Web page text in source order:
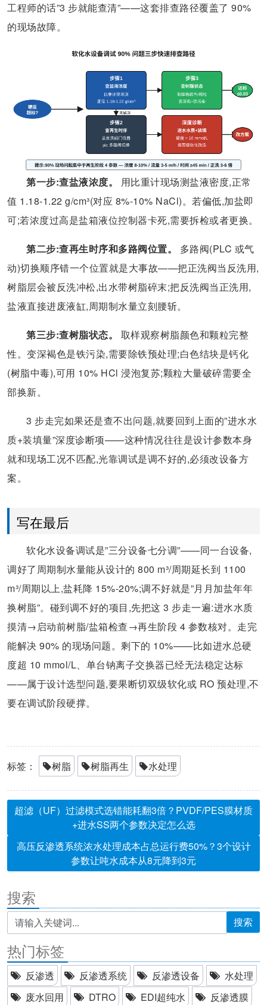
工程师的话”3 步就能查清”——这套排查路径覆盖了 90%
的现场故障。
第一步:查盐液浓度。
用比重计现场测盐液密度,正常
值 1.18-1.22 g/cm³(对应 8%-10% NaCl)。若偏低,加盐即
可;若浓度过高是盐箱液位控制器卡死,需要拆检或者更换。
第二步:查再生时序和多路阀位置。
多路阀(PLC 或气
动)切换顺序错一个位置就是大事故——把正洗阀当反洗用,
树脂层会被反洗冲松,出水带树脂碎末;把反洗阀当正洗用,
盐液直接进废液缸,周期制水量立刻腰斩。
第三步:查树脂状态。
取样观察树脂颜色和颗粒完整
性。变深褐色是铁污染,需要除铁预处理;白色结块是钙化
(树脂中毒),可用 10% HCl 浸泡复苏;颗粒大量破碎需要全
部换新。
3 步走完如果还是查不出问题,就要回到上面的”进水水
质+装填量”深度诊断项——这种情况往往是设计参数本身
就和现场工况不匹配,光靠调试是调不好的,必须改设备方
案。
写在最后
软化水设备调试是”三分设备七分调”——同一台设备,
调好了周期制水量能从设计的 800 m³/周期延长到 1100
m³/周期以上,盐耗降 15%-20%;调不好就是”月月加盐年年
换树脂”。碰到调不好的项目,先把这 3 步走一遍:进水水质
摸清→启动前树脂/盐箱检查→再生阶段 4 参数核对。走完
能解决 90% 的现场问题。剩下的 10%——比如进水总硬
度超 10 mmol/L、单台钠离子交换器已经无法稳定达标
——属于设计选型问题,要果断切双级软化或 RO 预处理,不
要在调试阶段硬撑。
标签： 树脂 树脂再生 水处理
超滤（UF）过滤模式选错能耗翻3倍？PVDF/PES膜材质
+进水SS两个参数决定怎么选
高压反渗透系统浓水处理成本占总运行费50%？3个设计
参数让吨水成本从8元降到3元
搜索
搜索
热门标签
反渗透 反渗透系统 反渗透设备
水处理
废水回用
DTRO EDI超纯水
反渗透膜